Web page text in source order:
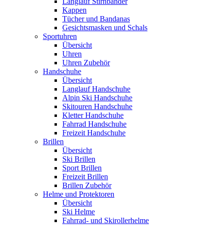
Kappen
Tücher und Bandanas
Gesichtsmasken und Schals
Sportuhren
Übersicht
Uhren
Uhren Zubehör
Handschuhe
Übersicht
Langlauf Handschuhe
Alpin Ski Handschuhe
Skitouren Handschuhe
Kletter Handschuhe
Fahrrad Handschuhe
Freizeit Handschuhe
Brillen
Übersicht
Ski Brillen
Sport Brillen
Freizeit Brillen
Brillen Zubehör
Helme und Protektoren
Übersicht
Ski Helme
Fahrrad- und Skirollerhelme